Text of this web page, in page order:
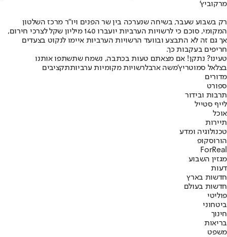
מרקוביץ'
רק בשבוע שעבר, בשיחה שנערכה בין שר הפנים ויו"ר מרכז השלטון
המקומי, סוכם כי לרשויות הערביות יועברו 140 מיליון שקל לצרכי חירום,
אך גם זה לא התבצע ובוועד הרשויות הערביות איימו לנקוט בצעדים
חריפים בעקבות כך.
טעינו? נתקן! אם מצאתם טעות בכתבה, נשמח שתשתפו אותנו
בצלאל סמוטריץ'משה ארבלרשויות מקומיות ערביותתקציבים
מדורים
ספורט
תרבות ובידור
לייף סטייל
אוכל
תיירות
טכנולוגיה ומדע
הורוסקופ
ForReal
מגזין השבוע
דעות
חדשות בארץ
חדשות בעולם
פוליטי
ביטחוני
חינוך
בריאות
משפט